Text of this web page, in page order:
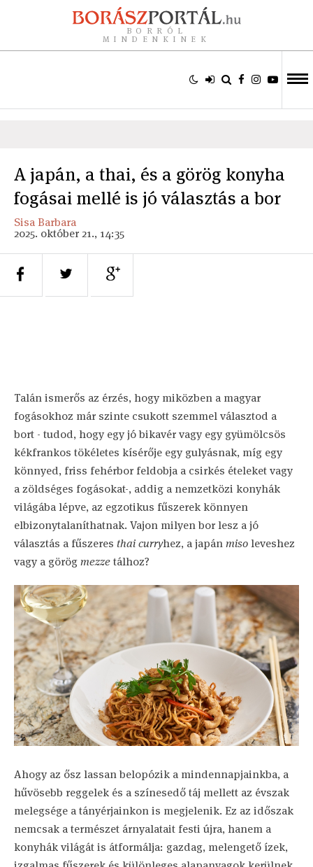
BORRÓL
MINDENKINEK
A japán, a thai, és a görög konyha
fogásai mellé is jó választás a bor
Sisa Barbara
2025. október 21., 14:35
Talán ismerős az érzés, hogy miközben a magyar
fogásokhoz már szinte csukott szemmel választod a
bort - tudod, hogy egy jó bikavér vagy egy gyümölcsös
kékfrankos tökéletes kísérője egy gulyásnak, míg egy
könnyed, friss fehérbor feldobja a csirkés ételeket vagy
a zöldséges fogásokat-, addig a nemzetközi konyhák
világába lépve, az egzotikus fűszerek könnyen
elbizonytalaníthatnak. Vajon milyen bor lesz a jó
választás a fűszeres thai curryhez, a japánmisoleveshez
vagy a görögmezzetálhoz?
Ahogy az ősz lassan belopózik a mindennapjainkba, a
hűvösebb reggelek és a színesedő táj mellett az évszak
melegsége a tányérjainkon is megjelenik. Ez az időszak
nemcsak a természet árnyalatait festi újra, hanem a
konyhák világát is átformálja: gazdag, melengető ízek,